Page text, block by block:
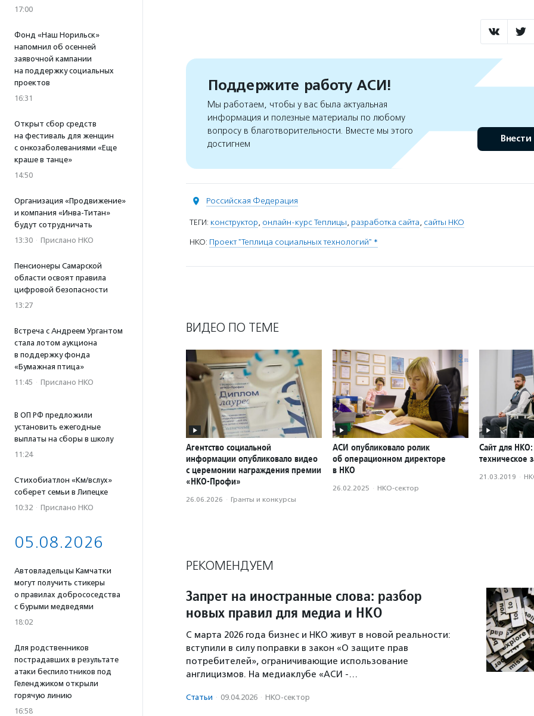
17:00
Фонд «Наш Норильск»
напомнил об осенней
заявочной кампании
на поддержку социальных
проектов
16:31
Открыт сбор средств
на фестиваль для женщин
с онкозаболеваниями «Еще
краше в танце»
14:50
Организация «Продвижение»
и компания «Инва-Титан»
будут сотрудничать
13:30 · Прислано НКО
Пенсионеры Самарской
области освоят правила
цифровой безопасности
13:27
Встреча с Андреем Ургантом
стала лотом аукциона
в поддержку фонда
«Бумажная птица»
11:45 · Прислано НКО
В ОП РФ предложили
установить ежегодные
выплаты на сборы в школу
11:24
Стихобиатлон «Км/вслух»
соберет семьи в Липецке
10:32 · Прислано НКО
05.08.2026
Автовладельцы Камчатки
могут получить стикеры
о правилах добрососедства
с бурыми медведями
18:02
Для родственников
пострадавших в результате
атаки беспилотников под
Геленджиком открыли
горячую линию
16:58
Поддержите работу АСИ!
Мы работаем, чтобы у вас была актуальная
информация и полезные материалы по любому
вопросу в благотворительности. Вместе мы этого
достигнем
Внести
Российская Федерация
ТЕГИ: конструктор, онлайн-курс Теплицы, разработка сайта, сайты НКО
НКО: Проект "Теплица социальных технологий" *
ВИДЕО ПО ТЕМЕ
Агентство социальной
информации опубликовало видео
с церемонии награждения премии
«НКО-Профи»
26.06.2026 · Гранты и конкурсы
АСИ опубликовало ролик
об операционном директоре
в НКО
26.02.2025 · НКО-сектор
Сайт для НКО:
техническое
21.03.2019 ·
РЕКОМЕНДУЕМ
Запрет на иностранные слова: разбор
новых правил для медиа и НКО
С марта 2026 года бизнес и НКО живут в новой реальности:
вступили в силу поправки в закон «О защите прав
потребителей», ограничивающие использование
англицизмов. На медиаклубе «АСИ -…
Статьи · 09.04.2026 · НКО-сектор